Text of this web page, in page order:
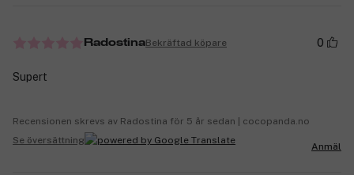
RadostinaBekräftad köpare 0
Supert
Recensionen skrevs av Radostina för 5 år sedan | cocopanda.no
Se översättning
Anmäl